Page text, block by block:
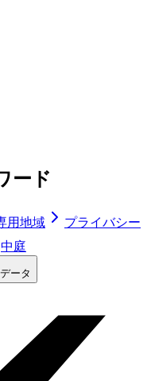
ード
用地域
プライバシー
中庭
ータ